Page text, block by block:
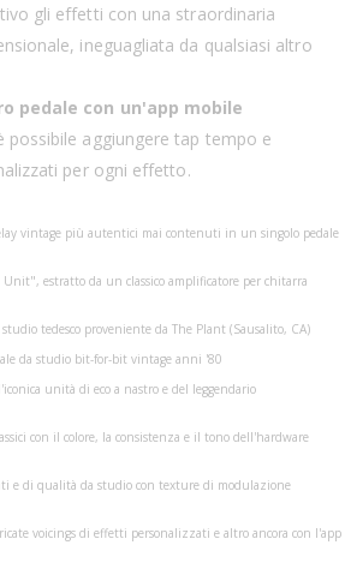
gli effetti con una straordinaria
ineguagliata da qualsiasi altro
pedale con un'app mobile
possibile aggiungere tap tempo e
per ogni effetto.
vintage più autentici mai contenuti in un singolo pedale
estratto da un classico amplificatore per chitarra
tedesco proveniente da The Plant (Sausalito, CA)
da studio bit-for-bit vintage anni '80
unità di eco a nastro e del leggendario
con il colore, la consistenza e il tono dell'hardware
e di qualità da studio con texture di modulazione
voicings di effetti personalizzati e altro ancora con l'app